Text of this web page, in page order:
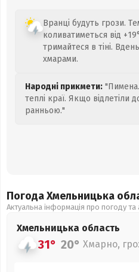
Вранці будуть грози.
коливатиметься від
тримайтеся в тіні.
хмарами.
Народні прикмети:
теплі краї. Якщо відлетіли
ранньою."
Погода Хмельницька
Актуальна інформація про погоду
Хмельницька область
31° 20° Хмарно,